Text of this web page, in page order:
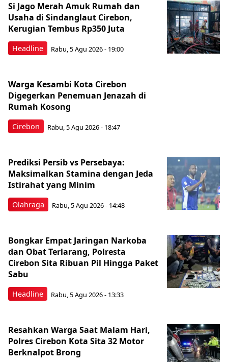
Headline
Si Jago Merah Amuk Rumah dan
Usaha di Sindanglaut Cirebon,
Kerugian Tembus Rp350 Juta
Rabu, 5 Agu 2026 - 19:00
Cirebon
Warga Kesambi Kota Cirebon
Digegerkan Penemuan Jenazah di
Rumah Kosong
Rabu, 5 Agu 2026 - 18:47
Olahraga
Prediksi Persib vs Persebaya:
Maksimalkan Stamina dengan Jeda
Istirahat yang Minim
Rabu, 5 Agu 2026 - 14:48
Headline
Bongkar Empat Jaringan Narkoba
dan Obat Terlarang, Polresta
Cirebon Sita Ribuan Pil Hingga Paket
Sabu
Rabu, 5 Agu 2026 - 13:33
Resahkan Warga Saat Malam Hari,
Polres Cirebon Kota Sita 32 Motor
Berknalpot Brong